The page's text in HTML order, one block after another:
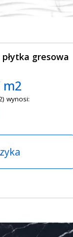
gresowa
m2
wynosi: